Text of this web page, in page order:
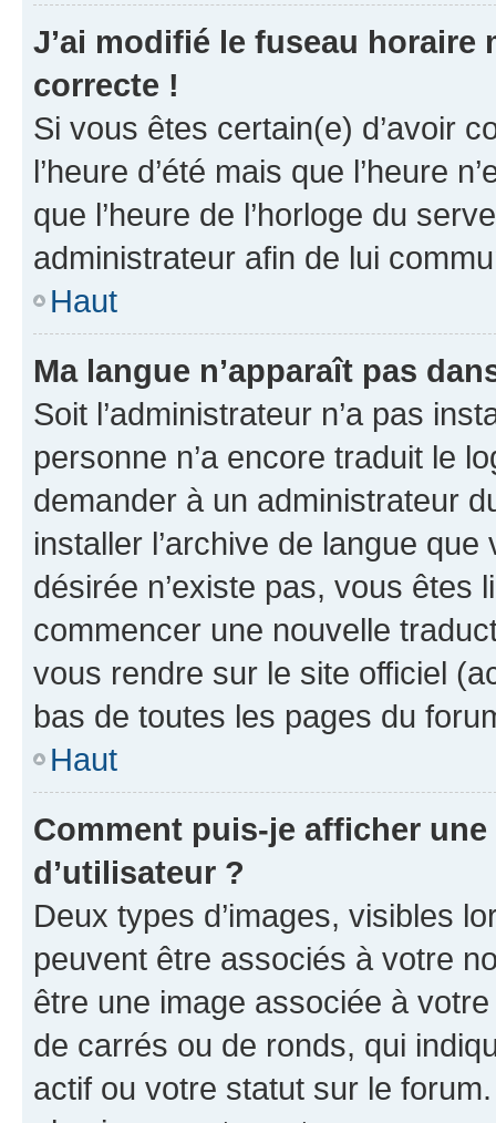
J’ai modifié le fuseau horaire
correcte !
Si vous êtes certain(e) d’avoir
l’heure d’été mais que l’heure
que l’heure de l’horloge du
administrateur afin de lui
Haut
Ma langue n’apparaît pas
Soit l’administrateur n’a pas
personne n’a encore traduit le
demander à un administrateur
installer l’archive de langue
désirée n’existe pas, vous êtes
commencer une nouvelle
vous rendre sur le site officiel
bas de toutes les pages du
Haut
Comment puis-je afficher
d’utilisateur ?
Deux types d’images, visibles
peuvent être associés à votre
être une image associée à
de carrés ou de ronds, qui
actif ou votre statut sur le